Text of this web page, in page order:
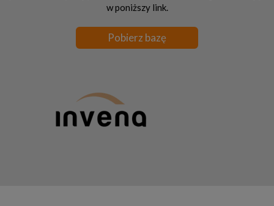
w poniższy link.
Pobierz bazę